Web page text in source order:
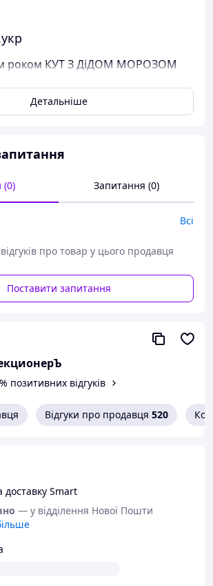
роком КУТ З ДіДОМ МОРОЗОМ
марки України чисті, у
щоб унеможливити пошкодження при
наявні марки Пошти України.
Visa/Mastercard.
Детальніше
(0) Запитання (0)
Всі
про товар у цього продавця
Поставити запитання
позитивних відгуків
Відгуки про продавця 520
доставку Smart
— у відділення Нової Пошти